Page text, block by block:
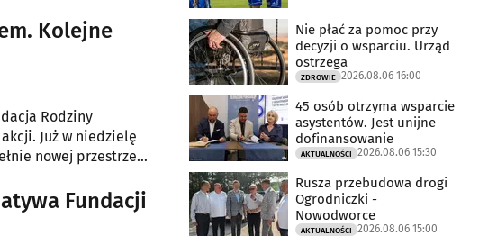
Kolejne
Rodziny
Już w niedzielę
nowej przestrzeni,
Fundacji
Nie płać za pomoc przy
decyzji o wsparciu. Urząd
ostrzega
ZDROWIE 2026.08.06 16:00
45 osób otrzyma wsparcie
asystentów. Jest unijne
dofinansowanie
AKTUALNOŚCI 2026.08.06 15:30
Rusza przebudowa drogi
Ogrodniczki -
Nowodworce
AKTUALNOŚCI 2026.08.06 15:00